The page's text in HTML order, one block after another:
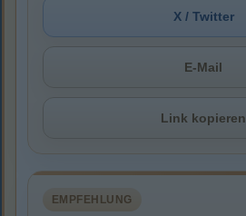
X / Twitter
E-Mail
Link kopieren
EMPFEHLUNG